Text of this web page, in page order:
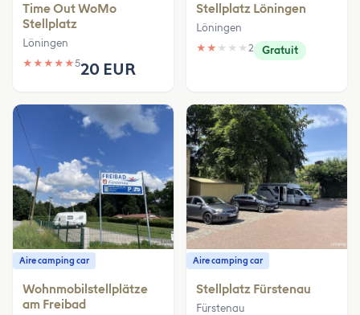
Time Out WoMo
Stellplatz
Löningen
★ ★ ★ ★ ★520 EUR
Stellplatz Löningen
Löningen
★ ★ ★ ★ ★ 2 Gratuit
Aire camping car
Wohnmobilstellplätze
am Freibad
Aire camping car
Stellplatz Fürstenau
Fürstenau